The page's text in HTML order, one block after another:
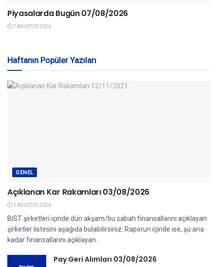
Piyasalarda Bugün 07/08/2026
7 AĞUSTOS 2026
Haftanın Popüler Yazıları
GENEL
Açıklanan Kar Rakamları 03/08/2026
3 AĞUSTOS 2026
BIST şirketleri içinde dün akşam/bu sabah finansallarını açıklayan
şirketler listesini aşağıda bulabilirsiniz. Raporun içinde ise, şu ana
kadar finansallarını açıklayan...
Pay Geri Alımları 03/08/2026